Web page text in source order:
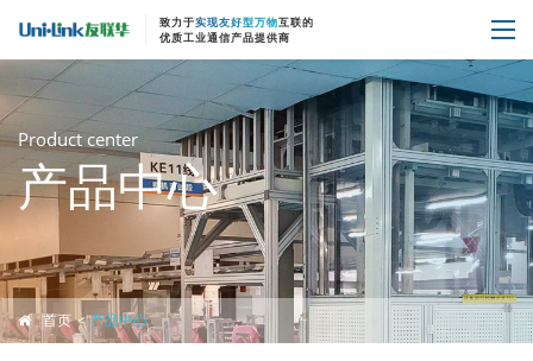
致力于实现友好型万物互联的
优质工业通信产品提供商
Product center
产品中心
首页 产品中心